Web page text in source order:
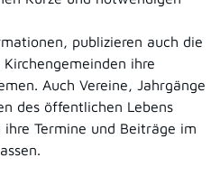
publizieren auch die
ihre
Auch Vereine, Jahrgänge
des öffentlichen Lebens
Termine und Beiträge im